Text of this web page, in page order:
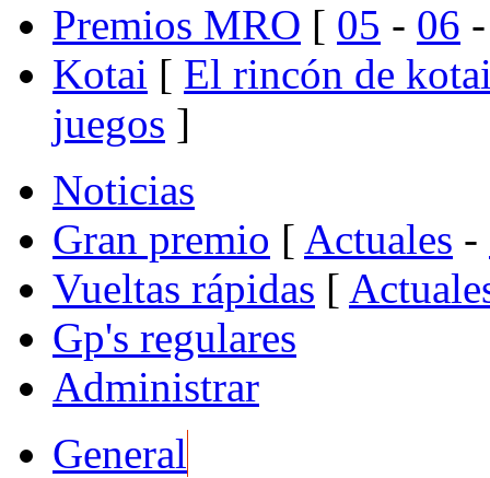
Premios MRO [ 05 - 06
Kotai [ El rincón de
juegos ]
Noticias
Gran premio [ Actuales -
Vueltas rápidas [
Gp's regulares
Administrar
General